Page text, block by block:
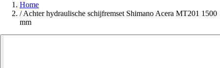
Home
/Achter hydraulische schijfremset Shimano Acera MT201 1500
mm